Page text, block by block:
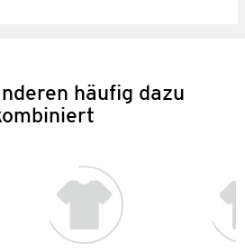
häufig dazu